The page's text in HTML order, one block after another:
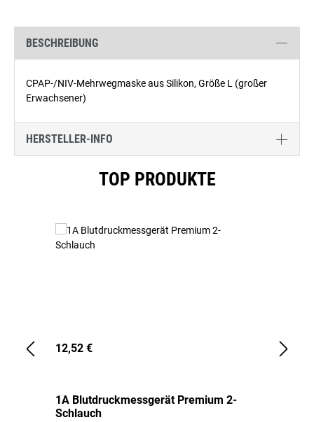
BESCHREIBUNG
CPAP-/NIV-Mehrwegmaske aus Silikon, Größe L (großer
Erwachsener)
HERSTELLER-INFO
TOP PRODUKTE
12,52 €
1A Blutdruckmessgerät Premium 2-
Schlauch